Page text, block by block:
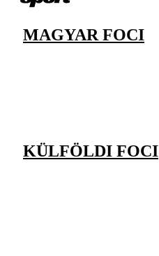
MAGYAR FOCI
KÜLFÖLDI FOCI